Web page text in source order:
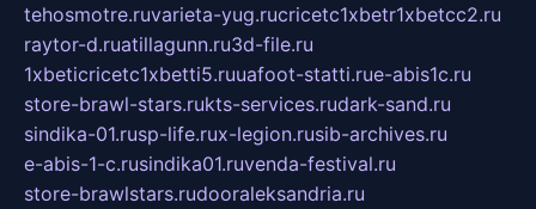
tehosmotre.ruvarieta-yug.rucricetc1xbetr1xbetcc2.ru
raytor-d.ruatillagunn.ru3d-file.ru
1xbeticricetc1xbetti5.ruuafoot-statti.rue-abis1c.ru
store-brawl-stars.rukts-services.rudark-sand.ru
sindika-01.rusp-life.rux-legion.rusib-archives.ru
e-abis-1-c.rusindika01.ruvenda-festival.ru
store-brawlstars.rudooraleksandria.ru